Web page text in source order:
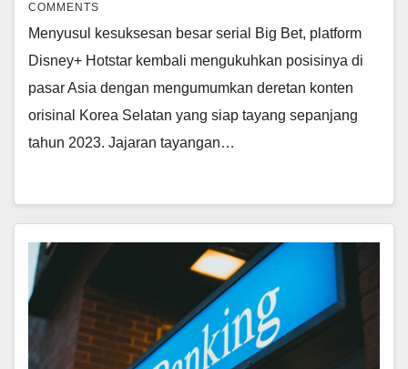
COMMENTS
Menyusul kesuksesan besar serial Big Bet, platform
Disney+ Hotstar kembali mengukuhkan posisinya di
pasar Asia dengan mengumumkan deretan konten
orisinal Korea Selatan yang siap tayang sepanjang
tahun 2023. Jajaran tayangan…